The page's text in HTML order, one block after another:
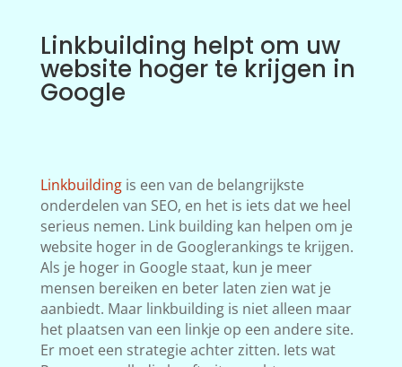
Linkbuilding helpt om uw
website hoger te krijgen in
Google
Linkbuildingis een van de belangrijkste
onderdelen van SEO, en het is iets dat we heel
serieus nemen. Link building kan helpen om je
website hoger in de Googlerankings te krijgen.
Als je hoger in Google staat, kun je meer
mensen bereiken en beter laten zien wat je
aanbiedt. Maar linkbuilding is niet alleen maar
het plaatsen van een linkje op een andere site.
Er moet een strategie achter zitten. Iets wat